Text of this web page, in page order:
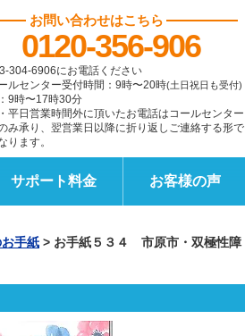
お問い合わせはこちら
0120-356-906
304-6906にお電話ください
ルセンター受付時間：9時〜20時(土日祝日も受付)
9時〜17時30分
平日営業時間外に頂いたお電話はコールセンター
み承り、翌営業日以降に折り返しご連絡する形で
ります。
サポート料金 お客様の声
手紙 > お手紙５３４ 市原市・双極性障